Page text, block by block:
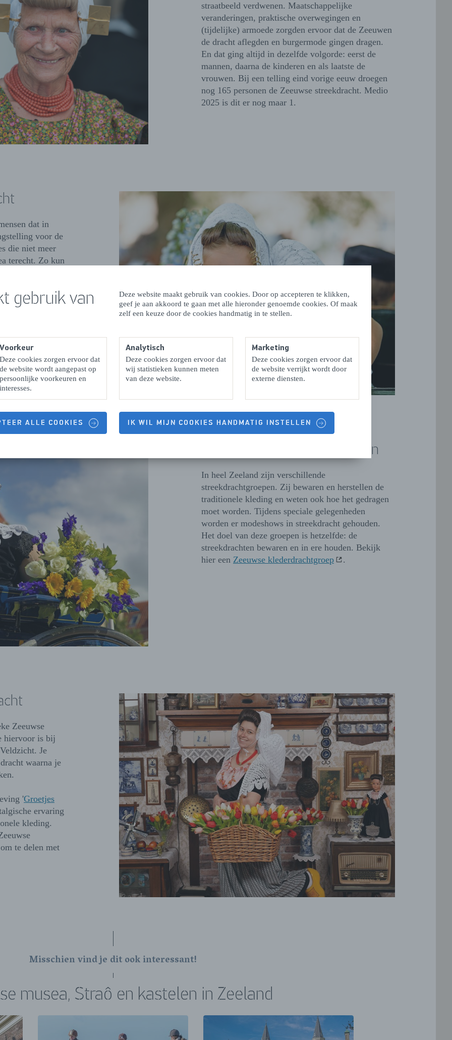
gebruik van
Deze website maakt gebruik van cookies. Door op accepteren te klikken,
geef je aan akkoord te gaan met alle hieronder genoemde cookies. Of maak
zelf een keuze door de cookies handmatig in te stellen.
Voorkeur
Deze cookies zorgen ervoor dat
de website wordt aangepast op
persoonlijke voorkeuren en
interesses.
Analytisch
Deze cookies zorgen ervoor dat
wij statistieken kunnen meten
van deze website.
Marketing
Deze cookies zorgen ervoor dat
de website verrijkt wordt door
externe diensten.
ALLE COOKIES IK WIL MIJN COOKIES HANDMATIG INSTELLEN
straatbeeld verdwenen. Maatschappelijke
veranderingen, praktische overwegingen en
(tijdelijke) armoede zorgden ervoor dat de Zeeuwen
de dracht aflegden en burgermode gingen dragen.
En dat ging altijd in dezelfde volgorde: eerst de
mannen, daarna de kinderen en als laatste de
vrouwen. Bij een telling eind vorige eeuw droegen
nog 165 personen de Zeeuwse streekdracht. Medio
2025 is dit er nog maar 1.
dat in
voor de
die niet meer
terecht. Zo kun
de
is waar
Zeeuwse streekdrachtgroepen
In heel Zeeland zijn verschillende
streekdrachtgroepen. Zij bewaren en herstellen de
traditionele kleding en weten ook hoe het gedragen
moet worden. Tijdens speciale gelegenheden
worden er modeshows in streekdracht gehouden.
Het doel van deze groepen is hetzelfde: de
streekdrachten bewaren en in ere houden. Bekijk
hier een Zeeuwse klederdrachtgroep .
Zeeuwse
hiervoor is bij
Je
waarna je
'Groetjes
ervaring
kleding.
te delen met
Misschien vind je dit ook interessant!
musea, Straô en kastelen in Zeeland